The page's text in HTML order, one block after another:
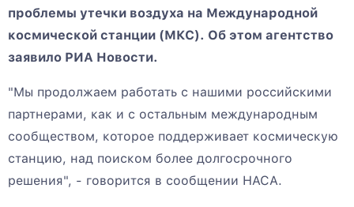
проблемы утечки воздуха на Международной
космической станции (МКС). Об этом агентство
заявило РИА Новости.
"Мы продолжаем работать с нашими российскими
партнерами, как и с остальным международным
сообществом, которое поддерживает космическую
станцию, над поиском более долгосрочного
решения", - говорится в сообщении НАСА.